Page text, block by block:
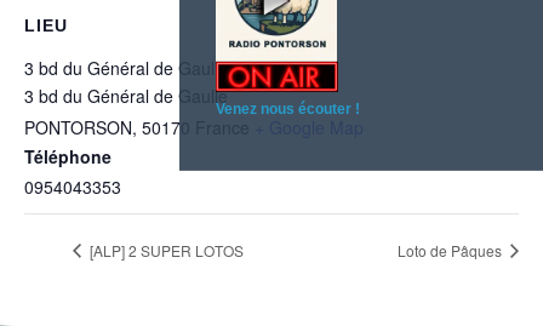
Venez nous écouter !
LIEU
3 bd du Général de Gaulle
3 bd du Général de Gaulle
PONTORSON, 50170 France
Téléphone
0954043353
[ALP] 2 SUPER LOTOS Loto de Pâques